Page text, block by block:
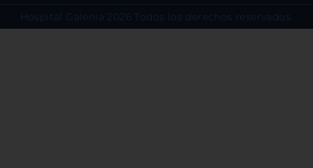
Hospital Galenia 2026 Todos los derechos reservados.
Sistema de personalización